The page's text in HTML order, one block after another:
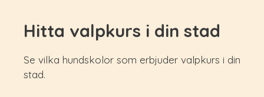
Hitta valpkurs i din stad
Se vilka hundskolor som erbjuder valpkurs i din
stad.